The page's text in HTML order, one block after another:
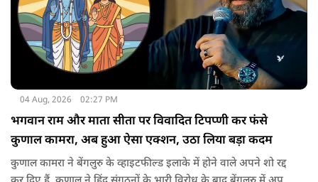
04 Aug, 2026 02:27 PM
भगवान राम और माता सीता पर विवादित टिपप्णी कर फंसे
कुणाल कामरा, अब हुआ ऐसा एक्शन, उठा लिया बड़ा कदम
कुणाल कामरा ने बेंगलुरु के व्हाइटफील्ड इलाके में होने वाले अपने शो रद्द